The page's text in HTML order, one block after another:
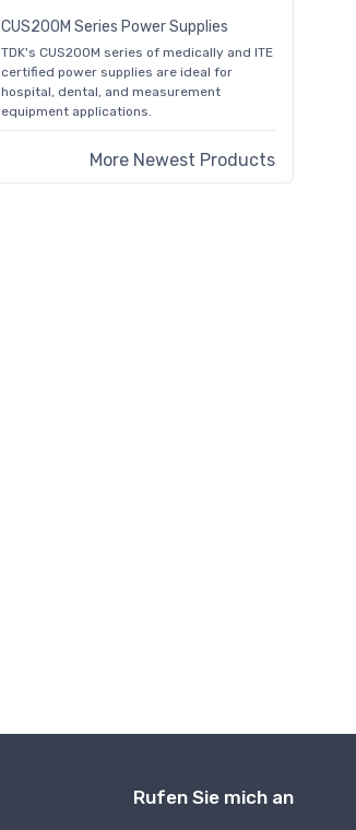
CUS200M Series Power Supplies
TDK's CUS200M series of medically and ITE
certified power supplies are ideal for
hospital, dental, and measurement
equipment applications.
More Newest Products
Rufen Sie mich an